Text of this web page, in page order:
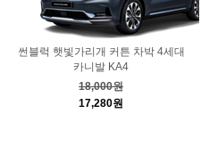
썬블럭 햇빛가리개 커튼 차박 4세대
카니발 KA4
18,000원
17,280원